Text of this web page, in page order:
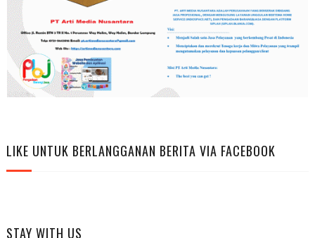
LIKE UNTUK BERLANGGANAN BERITA VIA FACEBOOK
STAY WITH US